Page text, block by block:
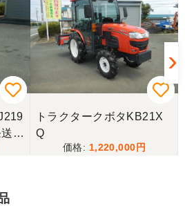
整
トラクタークボタKB21X
Q
1,220,000